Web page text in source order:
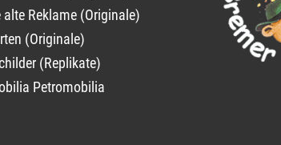
alte Reklame (Originale)
(Originale)
(Replikate)
Petromobilia